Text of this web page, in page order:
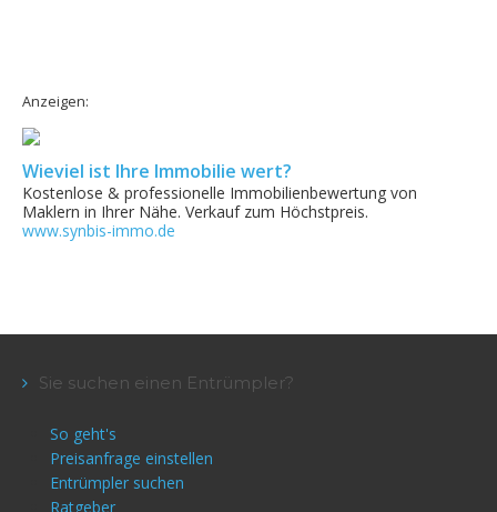
Anzeigen:
Wieviel ist Ihre Immobilie wert?
Kostenlose & professionelle Immobilienbewertung von
Maklern in Ihrer Nähe. Verkauf zum Höchstpreis.
www.synbis-immo.de
Sie suchen einen Entrümpler?
So geht's
Preisanfrage einstellen
Entrümpler suchen
Ratgeber